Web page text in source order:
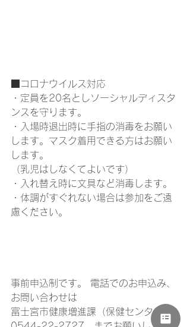
■コロナウイルス対応
・定員を20名としソーシャルディスタ
ンスを守ります。
・入場時退出時に手指の消毒をお願い
します。マスク着用できる方はお願い
します。
（乳児はしなくてよいです）
・入れ替え時に文具など消毒します。
・体調がすぐれない場合は参加をご遠
慮ください。
事前申込制です。 電話でのお申込み、
お問い合わせは
富士宮市健康増進課（保健センタ－）